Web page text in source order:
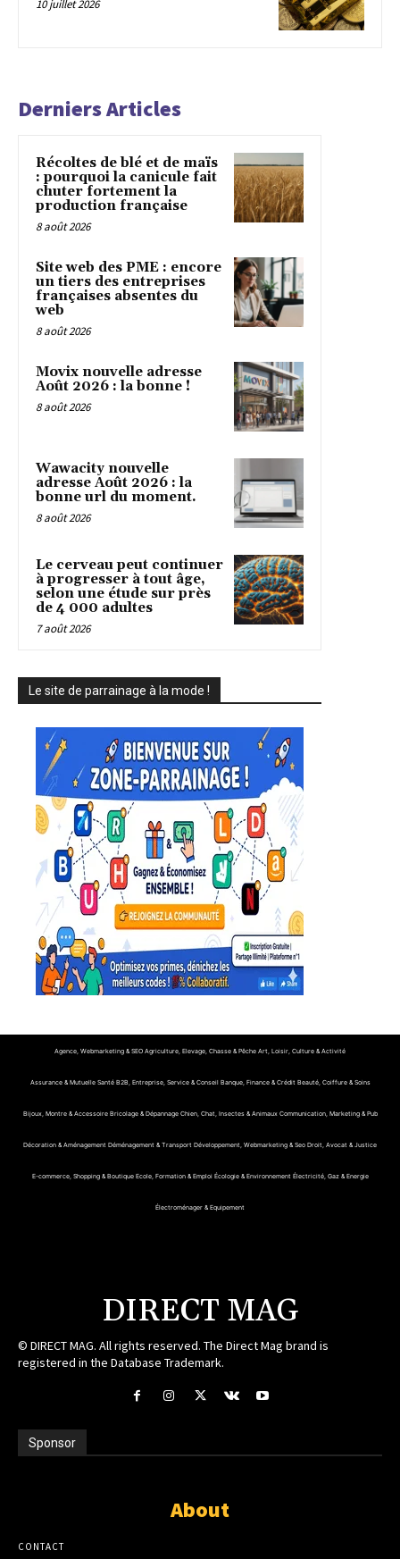
10 juillet 2026
Derniers Articles
Récoltes de blé et de maïs
: pourquoi la canicule fait
chuter fortement la
production française
8 août 2026
Site web des PME : encore
un tiers des entreprises
françaises absentes du
web
8 août 2026
Movix nouvelle adresse
Août 2026 : la bonne !
8 août 2026
Wawacity nouvelle
adresse Août 2026 : la
bonne url du moment.
8 août 2026
Le cerveau peut continuer
à progresser à tout âge,
selon une étude sur près
de 4 000 adultes
7 août 2026
Le site de parrainage à la mode !
Agence, Webmarketing & SEO Agriculture, Elevage, Chasse & Pêche Art, Loisir, Culture & Activité
Assurance & Mutuelle Santé B2B, Entreprise, Service & Conseil Banque, Finance & Crédit Beauté, Coiffure & Soins
Bijoux, Montre & Accessoire Bricolage & Dépannage Chien, Chat, Insectes & Animaux Communication, Marketing & Pub
Décoration & Aménagement Déménagement & Transport Développement, Webmarketing & Seo Droit, Avocat & Justice
E-commerce, Shopping & Boutique Ecole, Formation & Emploi Écologie & Environnement Électricité, Gaz & Energie
Électroménager & Equipement
DIRECT MAG
© DIRECT MAG. All rights reserved. The Direct Mag brand is
registered in the Database Trademark.
Sponsor
About
CONTACT